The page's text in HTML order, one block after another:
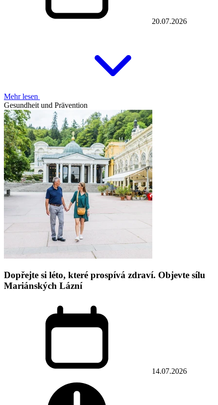
20.07.2026
Mehr lesen
Gesundheit und Prävention
Dopřejte si léto, které prospívá zdraví. Objevte sílu
Mariánských Lázní
14.07.2026